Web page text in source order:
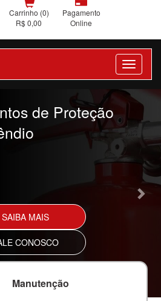
Carrinho (0)
R$ 0,00
Pagamento
Online
de Proteção
SAIBA MAIS
CONOSCO
Manutenção